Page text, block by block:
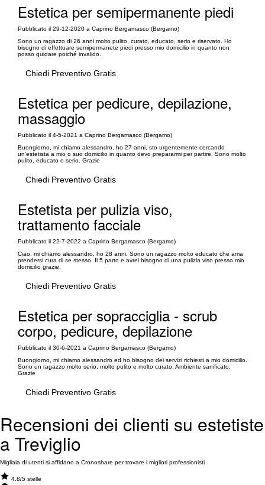
Estetica per semipermanente piedi
Pubblicato il 29-12-2020 a Caprino Bergamasco (Bergamo)
Sono un ragazzo di 26 anni molto pulito, curato, educato, serio e riservato. Ho
bisogno di effettuare semipermanete piedi presso mio domicilio in quanto non
posso guidare poiché invalido.
Chiedi Preventivo Gratis
Estetica per pedicure, depilazione,
massaggio
Pubblicato il 4-5-2021 a Caprino Bergamasco (Bergamo)
Buongiorno, mi chiamo alessandro, ho 27 anni, sto urgentemente cercando
un'estetista a mio o suo domicilio in quanto devo prepararmi per partire. Sono molto
pulito, educato e serio. Grazie
Chiedi Preventivo Gratis
Estetista per pulizia viso,
trattamento facciale
Pubblicato il 22-7-2022 a Caprino Bergamasco (Bergamo)
Ciao, mi chiamo alessandro, ho 28 anni. Sono un ragazzo molto educato che ama
prendersi cura di se stesso. Il 5 parto e avrei bisogno di una pulizia viso presso mio
domicilio grazie.
Chiedi Preventivo Gratis
Estetica per sopracciglia - scrub
corpo, pedicure, depilazione
Pubblicato il 30-6-2021 a Caprino Bergamasco (Bergamo)
Buongiorno, mi chiamo alessandro ed ho bisogno dei servizi richiesti a mio domicilio.
Sono un ragazzo molto serio, molto pulito e molto curato. Ambiente sanificato.
Grazie
Chiedi Preventivo Gratis
Recensioni dei clienti su estetiste
a Treviglio
Migliaia di utenti si affidano a Cronoshare per trovare i migliori professionisti
4.8/5 stelle